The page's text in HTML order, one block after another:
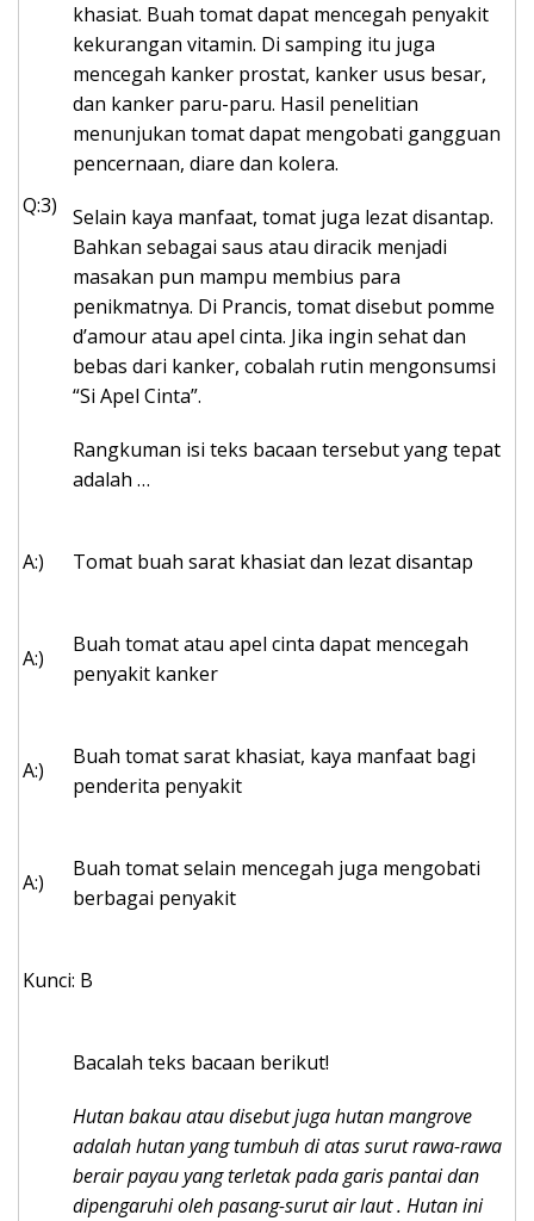
Q:3)
khasiat. Buah tomat dapat mencegah penyakit
kekurangan vitamin. Di samping itu juga
mencegah kanker prostat, kanker usus besar,
dan kanker paru-paru. Hasil penelitian
menunjukan tomat dapat mengobati gangguan
pencernaan, diare dan kolera.
Selain kaya manfaat, tomat juga lezat disantap.
Bahkan sebagai saus atau diracik menjadi
masakan pun mampu membius para
penikmatnya. Di Prancis, tomat disebut pomme
d’amour atau apel cinta. Jika ingin sehat dan
bebas dari kanker, cobalah rutin mengonsumsi
“Si Apel Cinta”.
Rangkuman isi teks bacaan tersebut yang tepat
adalah …
A:) Tomat buah sarat khasiat dan lezat disantap
A:)
Buah tomat atau apel cinta dapat mencegah
penyakit kanker
A:)
Buah tomat sarat khasiat, kaya manfaat bagi
penderita penyakit
A:)
Buah tomat selain mencegah juga mengobati
berbagai penyakit
Kunci: B
Bacalah teks bacaan berikut!
Hutan bakau atau disebut juga hutan mangrove
adalah hutan yang tumbuh di atas surut rawa-rawa
berair payau yang terletak pada garis pantai dan
dipengaruhi oleh pasang-surut air laut . Hutan ini